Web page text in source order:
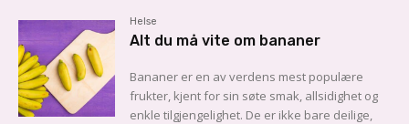
Helse
Alt du må vite om bananer
Bananer er en av verdens mest populære
frukter, kjent for sin søte smak, allsidighet og
enkle tilgjengelighet. De er ikke bare deilige,